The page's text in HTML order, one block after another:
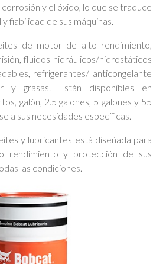
y el óxido, lo que se traduce
fiabilidad de sus máquinas.
de motor de alto rendimiento,
fluidos hidráulicos/hidrostáticos
refrigerantes/ anticongelante
y grasas. Están disponibles en
galón, 2.5 galones, 5 galones y 55
a sus necesidades específicas.
y lubricantes está diseñada para
rendimiento y protección de sus
las condiciones.